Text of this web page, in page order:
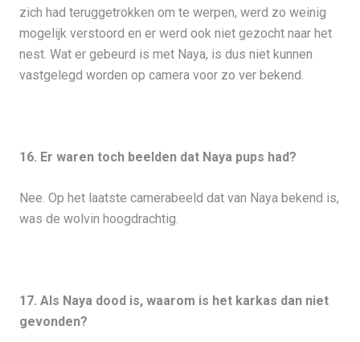
zich had teruggetrokken om te werpen, werd zo weinig
mogelijk verstoord en er werd ook niet gezocht naar het
nest. Wat er gebeurd is met Naya, is dus niet kunnen
vastgelegd worden op camera voor zo ver bekend.
16. Er waren toch beelden dat Naya pups had?
Nee. Op het laatste camerabeeld dat van Naya bekend is,
was de wolvin hoogdrachtig.
17. Als Naya dood is, waarom is het karkas dan niet
gevonden?